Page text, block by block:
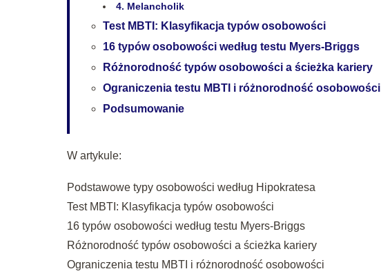
4. Melancholik
Test MBTI: Klasyfikacja typów osobowości
16 typów osobowości według testu Myers-Briggs
Różnorodność typów osobowości a ścieżka kariery
Ograniczenia testu MBTI i różnorodność osobowości
Podsumowanie
W artykule:
Podstawowe typy osobowości według Hipokratesa
Test MBTI: Klasyfikacja typów osobowości
16 typów osobowości według testu Myers-Briggs
Różnorodność typów osobowości a ścieżka kariery
Ograniczenia testu MBTI i różnorodność osobowości